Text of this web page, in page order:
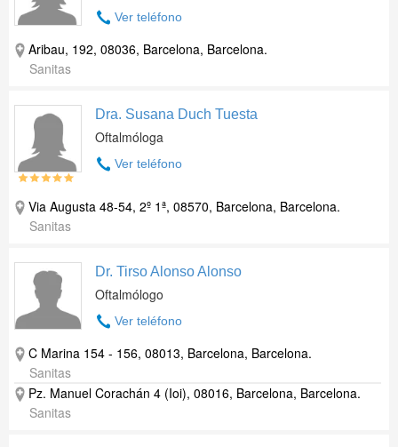
Ver teléfono
Aribau, 192, 08036, Barcelona, Barcelona.
Sanitas
Dra. Susana Duch Tuesta
Oftalmóloga
Ver teléfono
Via Augusta 48-54, 2º 1ª, 08570, Barcelona, Barcelona.
Sanitas
Dr. Tirso Alonso Alonso
Oftalmólogo
Ver teléfono
C Marina 154 - 156, 08013, Barcelona, Barcelona.
Sanitas
Pz. Manuel Corachán 4 (Ioi), 08016, Barcelona, Barcelona.
Sanitas